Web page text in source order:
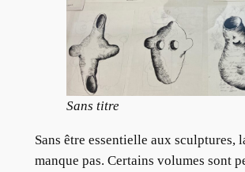
Sans titre
Sans être essentielle aux sculptures,
manque pas. Certains volumes sont